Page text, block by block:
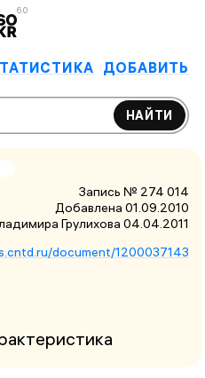
6.0
ДОБАВИТЬ
НАЙТИ
Запись № 274 014
Добавлена 01.09.2010
Грулихова 04.04.2011
document/1200037143